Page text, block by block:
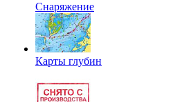
Снаряжение
Карты глубин